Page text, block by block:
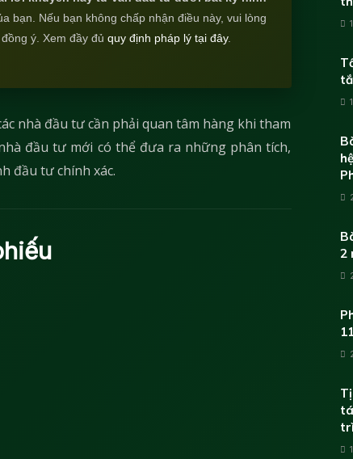
bạn. Nếu bạn không chấp nhận điều này, vui lòng
ý. Xem đầy đủquy định pháp lý tại đây.
nhà đầu tư cần phải quan tâm hàng khi tham
đầu tư mới có thể đưa ra những phân tích,
đầu tư chính xác.
2